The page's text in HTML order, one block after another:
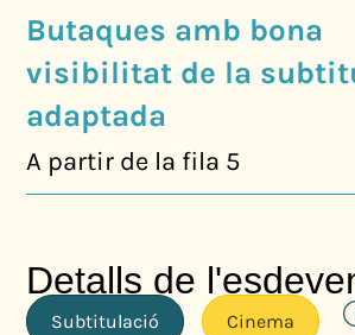
Butaques amb bona
visibilitat de la
adaptada
A partir de la fila 5
Detalls de
Subtitulació Cinema